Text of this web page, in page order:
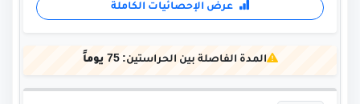
عرض الإحصائيات الكاملة
المدة الفاصلة بين الحراستين:75 يوماً